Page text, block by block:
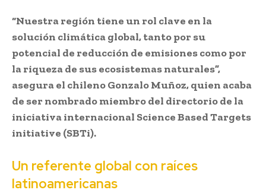
“Nuestra región tiene un rol clave en la
solución climática global, tanto por su
potencial de reducción de emisiones como por
la riqueza de sus ecosistemas naturales”,
asegura el chileno Gonzalo Muñoz, quien acaba
de ser nombrado miembro del directorio de la
iniciativa internacional Science Based Targets
initiative (SBTi).
Un referente global con raíces
latinoamericanas